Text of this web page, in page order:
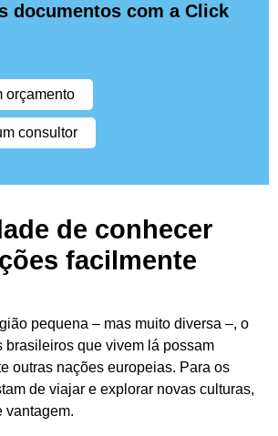
documentos com a Click
orçamento
consultor
de conhecer
facilmente
pequena – mas muito diversa –, o
brasileiros que vivem lá possam
outras nações europeias. Para os
de viajar e explorar novas culturas,
vantagem.